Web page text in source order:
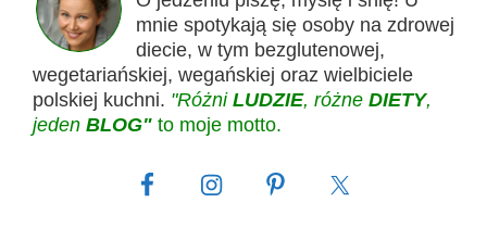
mnie spotykają się osoby na zdrowej
diecie, w tym bezglutenowej,
wegetariańskiej, wegańskiej oraz wielbiciele
polskiej kuchni. "Różni LUDZIE, różne DIETY,
jeden BLOG" to moje motto.